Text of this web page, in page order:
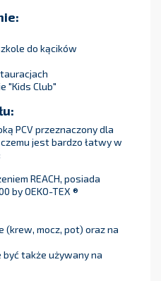
do kącików
"Kids Club"
PCV przeznaczony dla
jest bardzo łatwy w
REACH, posiada
by OEKO-TEX ®
(krew, mocz, pot) oraz na
być także używany na